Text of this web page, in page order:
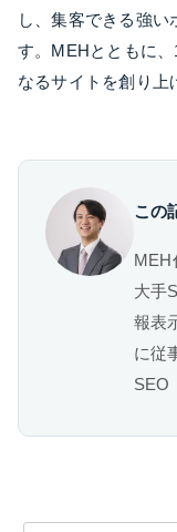
し、集客できる強
す。MEHとともに
なるサイトを創り上
この
MEH
大手
報表
に従
SEO